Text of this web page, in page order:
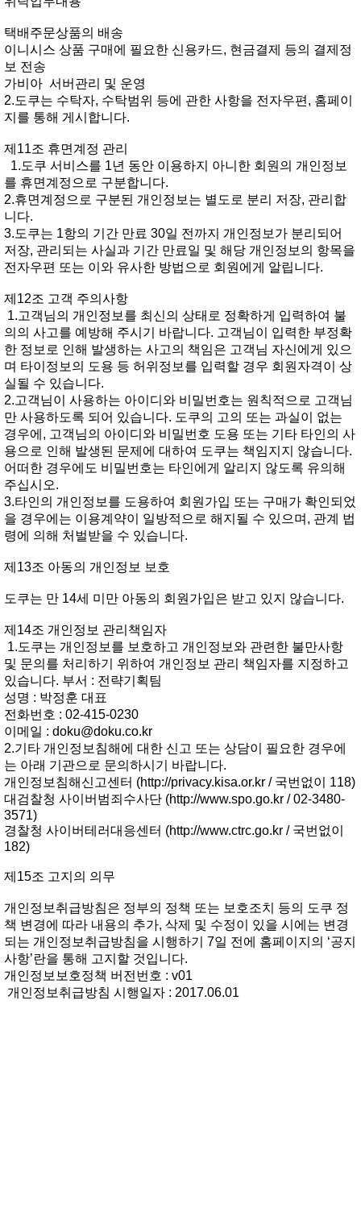
택배주문상품의배송
이니시스상품구매에필요한신용카드,현금결제등의결제정
보전송
가비아서버관리및운영
2.도쿠는수탁자,수탁범위등에관한사항을전자우편,홈페이
지를통해게시합니다.
제11조휴면계정관리
1.도쿠서비스를1년동안이용하지아니한회원의개인정보
를휴면계정으로구분합니다.
2.휴면계정으로구분된개인정보는별도로분리저장,관리합
니다.
3.도쿠는1항의기간만료30일전까지개인정보가분리되어
저장,관리되는사실과기간만료일및해당개인정보의항목을
전자우편또는이와유사한방법으로회원에게알립니다.
제12조고객주의사항
1.고객님의개인정보를최신의상태로정확하게입력하여불
의의사고를예방해주시기바랍니다.고객님이입력한부정확
한정보로인해발생하는사고의책임은고객님자신에게있으
며타이정보의도용등허위정보를입력할경우회원자격이상
실될수있습니다.
2.고객님이사용하는아이디와비밀번호는원칙적으로고객님
만사용하도록되어있습니다.도쿠의고의또는과실이없는
경우에,고객님의아이디와비밀번호도용또는기타타인의사
용으로인해발생된문제에대하여도쿠는책임지지않습니다.
어떠한경우에도비밀번호는타인에게알리지않도록유의해
주십시오.
3.타인의개인정보를도용하여회원가입또는구매가확인되었
을경우에는이용계약이일방적으로해지될수있으며,관계법
령에의해처벌받을수있습니다.
제13조아동의개인정보보호
도쿠는만14세미만아동의회원가입은받고있지않습니다.
제14조개인정보관리책임자
1.도쿠는개인정보를보호하고개인정보와관련한불만사항
및문의를처리하기위하여개인정보관리책임자를지정하고
있습니다.부서:전략기획팀
성명:박정훈대표
전화번호:02-415-0230
이메일: doku@doku.co.kr
2.기타개인정보침해에대한신고또는상담이필요한경우에
는아래기관으로문의하시기바랍니다.
개인정보침해신고센터(http://privacy.kisa.or.kr /국번없이118)
대검찰청사이버범죄수사단(http://www.spo.go.kr /02-3480-
3571)
경찰청사이버테러대응센터(http://www.ctrc.go.kr /국번없이
182)
제15조고지의의무
개인정보취급방침은정부의정책또는보호조치등의도쿠정
책변경에따라내용의추가,삭제및수정이있을시에는변경
되는개인정보취급방침을시행하기7일전에홈페이지의‘공지
사항’란을통해고지할것입니다.
개인정보보호정책버전번호:v01
개인정보취급방침시행일자:2017.06.01